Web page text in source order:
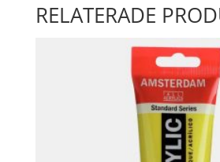
RELATERADE